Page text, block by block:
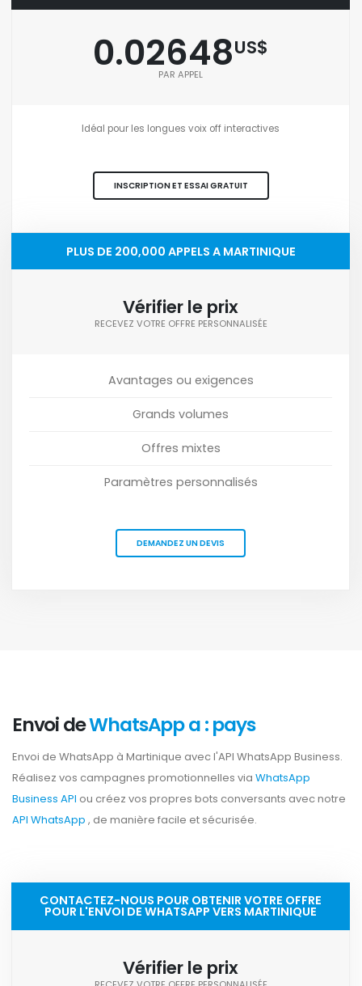
0.02648US$
PAR APPEL
Idéal pour les longues voix off interactives
INSCRIPTION ET ESSAI GRATUIT
PLUS DE 200,000 APPELS A MARTINIQUE
Vérifier le prix
RECEVEZ VOTRE OFFRE PERSONNALISÉE
Avantages ou exigences
Grands volumes
Offres mixtes
Paramètres personnalisés
DEMANDEZ UN DEVIS
Envoi deWhatsApp a : pays
Envoi de WhatsApp à Martinique avec l'API WhatsApp Business.
Réalisez vos campagnes promotionnelles via WhatsApp
Business API ou créez vos propres bots conversants avec notre
API WhatsApp , de manière facile et sécurisée.
CONTACTEZ-NOUS POUR OBTENIR VOTRE OFFRE
POUR L'ENVOI DE WHATSAPP VERS MARTINIQUE
Vérifier le prix